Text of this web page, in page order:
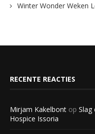
Winter Wonder Weken
RECENTE REACTIES
Mirjam Kakelbont op Slag
Hospice Issoria